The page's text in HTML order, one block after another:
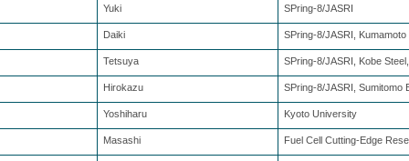
Yuki SPring-8/JASRI
Daiki SPring-8/JASRI,
Tetsuya SPring-8/JASRI, Kobe
Hirokazu SPring-8/JASRI, Sumitomo
Yoshiharu Kyoto University
Masashi Fuel Cell Cutting-Edge